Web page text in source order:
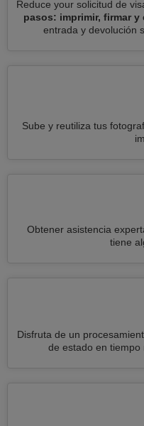
Reduce your solicitud de
pasos: imprimir, firmar y
entrada y devolución
Sube y reutiliza tus
Obtener asistencia
tiene
Disfruta de un
de estado en tiempo